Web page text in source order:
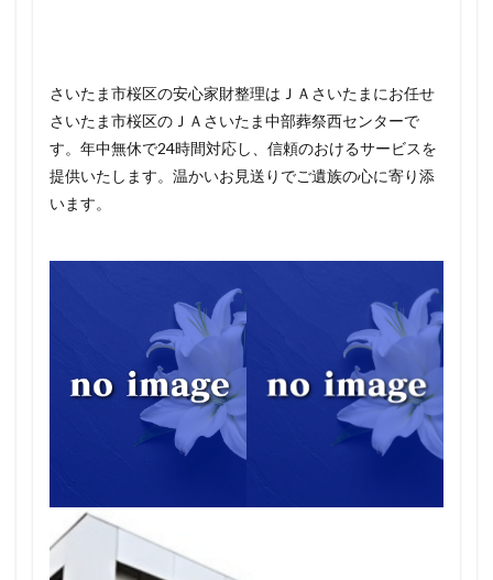
さいたま市桜区の安心家財整理はＪＡさいたまにお任せ
さいたま市桜区のＪＡさいたま中部葬祭西センターで
す。年中無休で24時間対応し、信頼のおけるサービスを
提供いたします。温かいお見送りでご遺族の心に寄り添
います。